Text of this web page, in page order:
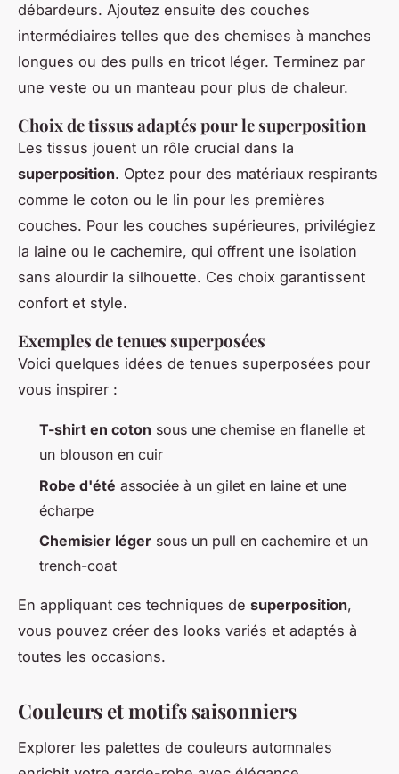
débardeurs. Ajoutez ensuite des couches
intermédiaires telles que des chemises à manches
longues ou des pulls en tricot léger. Terminez par
une veste ou un manteau pour plus de chaleur.
Choix de tissus adaptés pour le superposition
Les tissus jouent un rôle crucial dans la
superposition. Optez pour des matériaux respirants
comme le coton ou le lin pour les premières
couches. Pour les couches supérieures, privilégiez
la laine ou le cachemire, qui offrent une isolation
sans alourdir la silhouette. Ces choix garantissent
confort et style.
Exemples de tenues superposées
Voici quelques idées de tenues superposées pour
vous inspirer :
T-shirt en coton sous une chemise en flanelle et
un blouson en cuir
Robe d'été associée à un gilet en laine et une
écharpe
Chemisier léger sous un pull en cachemire et un
trench-coat
En appliquant ces techniques de superposition,
vous pouvez créer des looks variés et adaptés à
toutes les occasions.
Couleurs et motifs saisonniers
Explorer les palettes de couleurs automnales